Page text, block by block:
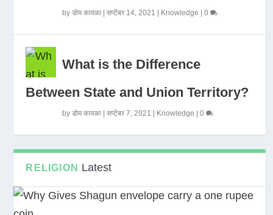
byडोम कावळा |सप्टेंबर 14, 2021 Knowledge |0
What is the Difference
Between State and Union Territory?
byडोम कावळा |सप्टेंबर 7, 2021 Knowledge |0
RELIGION Latest